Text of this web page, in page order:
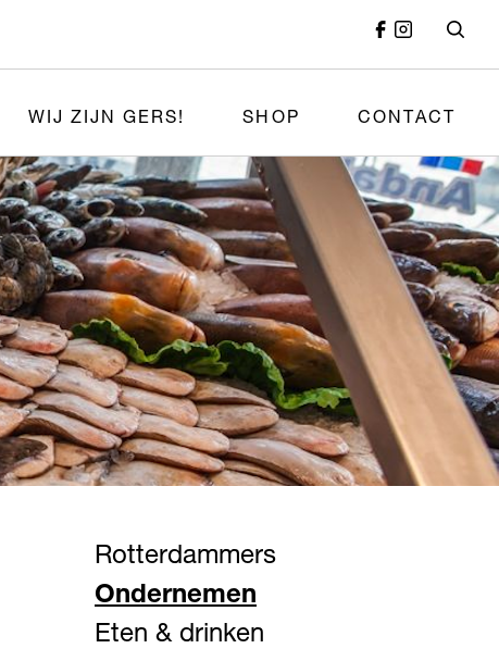
WIJ ZIJN GERS! SHOP CONTACT
Rotterdammers
Ondernemen
Eten & drinken